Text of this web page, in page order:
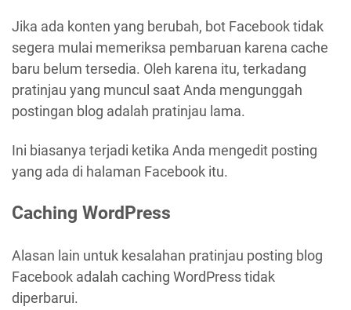
Jika ada konten yang berubah, bot Facebook tidak
segera mulai memeriksa pembaruan karena cache
baru belum tersedia. Oleh karena itu, terkadang
pratinjau yang muncul saat Anda mengunggah
postingan blog adalah pratinjau lama.
Ini biasanya terjadi ketika Anda mengedit posting
yang ada di halaman Facebook itu.
Caching WordPress
Alasan lain untuk kesalahan pratinjau posting blog
Facebook adalah caching WordPress tidak
diperbarui.